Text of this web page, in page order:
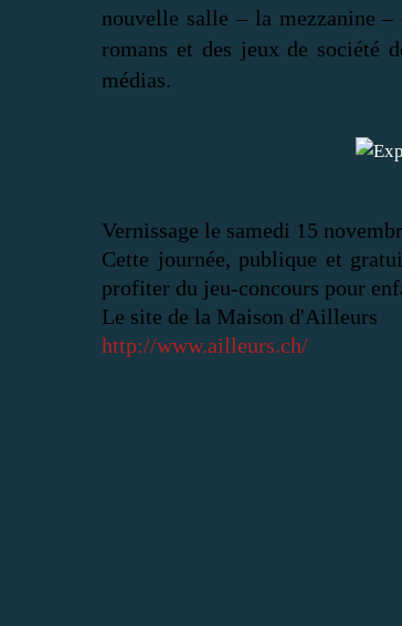
nouvelle salle – la mezzanine
romans et des jeux de société
médias.
Vernissage le samedi 15
Cette journée, publique et
profiter du jeu-concours pour
Le site de la Maison d'Ailleurs
http://www.ailleurs.ch/